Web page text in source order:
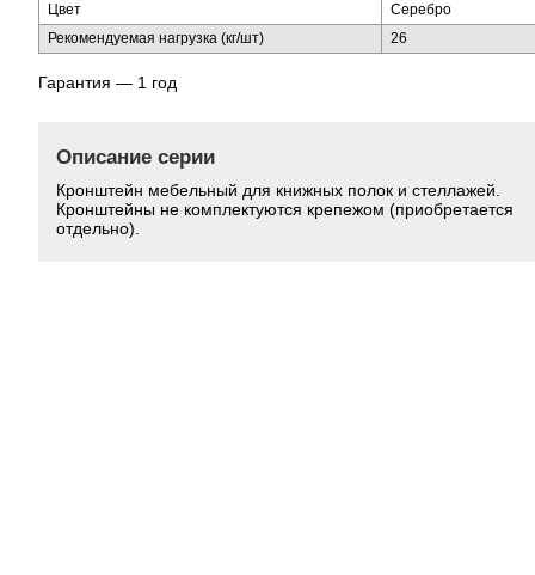
Цвет
Серебро
Рекомендуемая нагрузка (кг/шт)
26
Гарантия — 1 год
Описание серии
Кронштейн мебельный для книжных полок и стеллажей.
Кронштейны не комплектуются крепежом (приобретается
отдельно).